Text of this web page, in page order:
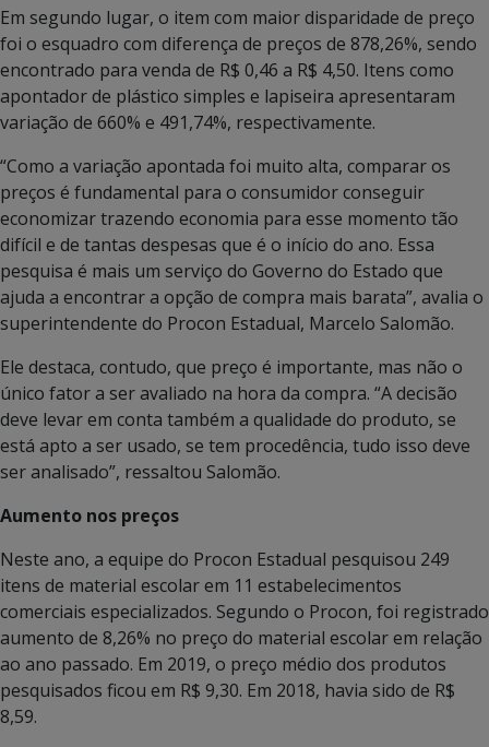
Em segundo lugar, o item com maior disparidade de preço
foi o esquadro com diferença de preços de 878,26%, sendo
encontrado para venda de R$ 0,46 a R$ 4,50. Itens como
apontador de plástico simples e lapiseira apresentaram
variação de 660% e 491,74%, respectivamente.
“Como a variação apontada foi muito alta, comparar os
preços é fundamental para o consumidor conseguir
economizar trazendo economia para esse momento tão
difícil e de tantas despesas que é o início do ano. Essa
pesquisa é mais um serviço do Governo do Estado que
ajuda a encontrar a opção de compra mais barata”, avalia o
superintendente do Procon Estadual, Marcelo Salomão.
Ele destaca, contudo, que preço é importante, mas não o
único fator a ser avaliado na hora da compra. “A decisão
deve levar em conta também a qualidade do produto, se
está apto a ser usado, se tem procedência, tudo isso deve
ser analisado”, ressaltou Salomão.
Aumento nos preços
Neste ano, a equipe do Procon Estadual pesquisou 249
itens de material escolar em 11 estabelecimentos
comerciais especializados. Segundo o Procon, foi registrado
aumento de 8,26% no preço do material escolar em relação
ao ano passado. Em 2019, o preço médio dos produtos
pesquisados ficou em R$ 9,30. Em 2018, havia sido de R$
8,59.